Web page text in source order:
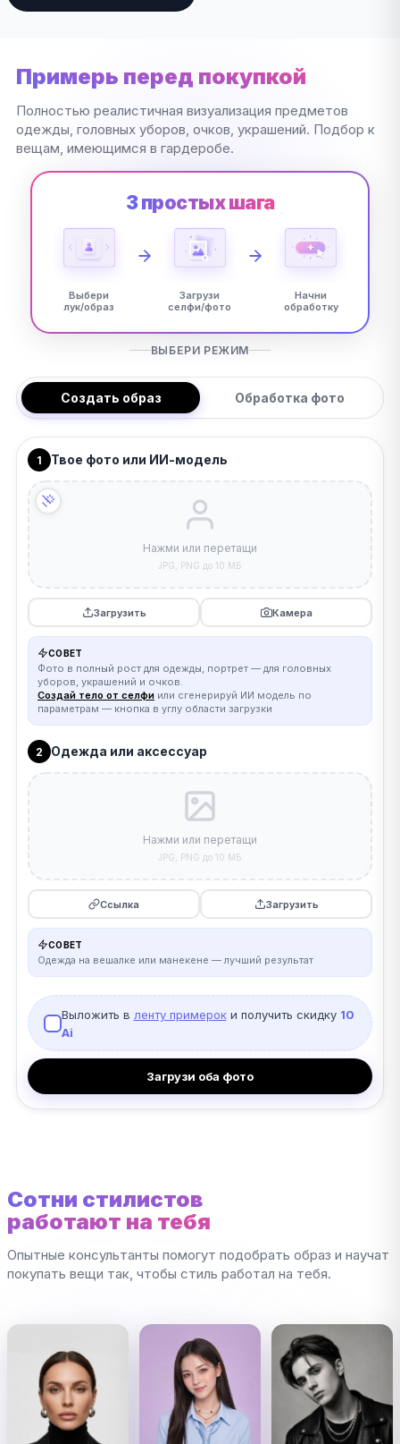
Примерь перед покупкой
Полностью реалистичная визуализация предметов
одежды, головных уборов, очков, украшений. Подбор к
вещам, имеющимся в гардеробе.
3 простых шага
Выбери
лук/образ
Загрузи
селфи/фото
Начни
обработку
ВЫБЕРИ РЕЖИМ
Создать образ Обработка фото
1 Твое фото или ИИ-модель
Нажми или перетащи
JPG, PNG до 10 МБ
Загрузить Камера
СОВЕТ
Фото в полный рост для одежды, портрет — для головных
уборов, украшений и очков.
Создай тело от селфи или сгенерируй ИИ модель по
параметрам — кнопка в углу области загрузки
2 Одежда или аксессуар
Нажми или перетащи
JPG, PNG до 10 МБ
Ссылка Загрузить
СОВЕТ
Одежда на вешалке или манекене — лучший результат
Выложить в ленту примероки получить скидку 10
Ai
Загрузи оба фото
Сотни стилистов
работают на тебя
Опытные консультанты помогут подобрать образ и научат
покупать вещи так, чтобы стиль работал на тебя.